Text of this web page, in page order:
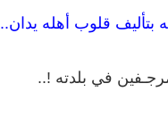
بتأليف قلوب أهله يدان..
في بلدته !..